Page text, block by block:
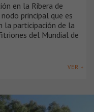
en la Ribera de
principal que es
la participación de la
del Mundial de
VER +